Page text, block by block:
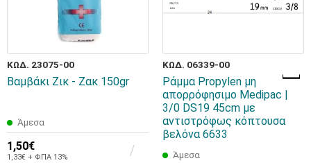
ΚΩΔ. 23075-00
Βαμβάκι Ζικ - Ζακ 150gr
Άμεσα
1,50€
1,33€ + ΦΠΑ 13%
ΚΩΔ. 06339-00
Ράμμα Propylen μη
απορρόφησιμο Medipac |
3/0 DS19 45cm με
αντιστρόφως κόπτουσα
βελόνα 6633
Άμεσα